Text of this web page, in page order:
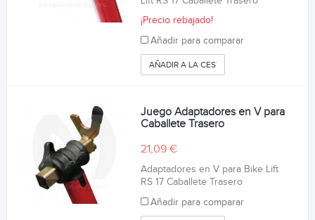
¡Precio rebajado!
Añadir para comparar
AÑADIR A LA CESTA
Juego Adaptadores en V para
Caballete Trasero
21,09 €
Adaptadores en V para Bike Lift
RS 17 Caballete Trasero
Añadir para comparar